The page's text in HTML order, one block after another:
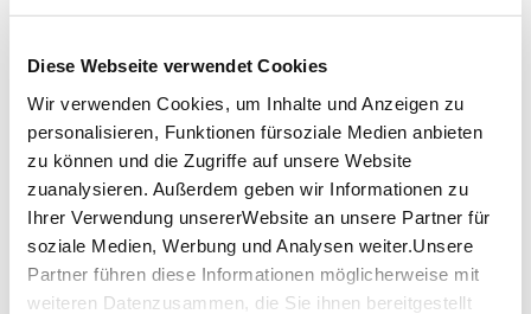
Diese Webseite verwendet Cookies
Wir verwenden Cookies, um Inhalte und Anzeigen zu
personalisieren, Funktionen fürsoziale Medien anbieten
zu können und die Zugriffe auf unsere Website
zuanalysieren. Außerdem geben wir Informationen zu
Ihrer Verwendung unsererWebsite an unsere Partner für
soziale Medien, Werbung und Analysen weiter.Unsere
Partner führen diese Informationen möglicherweise mit
weiteren Datenzusammen, die Sie ihnen bereitgestellt
Telefon:+49 (0)7191 933 33 35
Mail:info@bandhaus-theater.de
Website:www.bandhaus-theater.de
Planen Sie Ihre Anreise
Verkehrs- und Tarifverbund Stuttgart GmbH